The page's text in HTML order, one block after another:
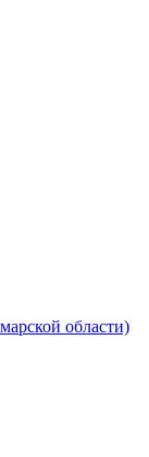
области)